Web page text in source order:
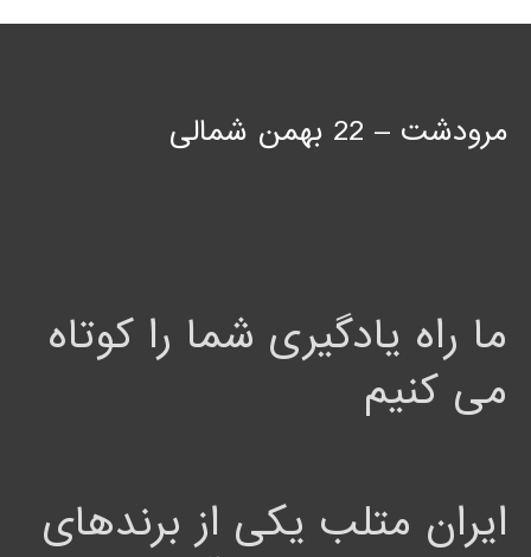
مرودشت – 22 بهمن شمالی
ما راه یادگیری شما را کوتاه
می کنیم
ایران متلب یکی از برندهای